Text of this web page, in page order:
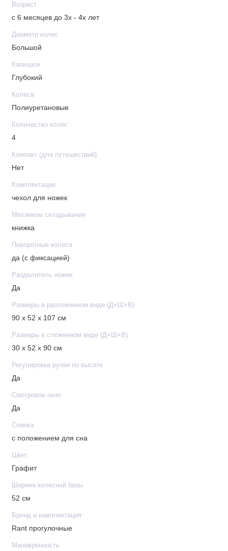
Корзина: тканевая
В комплекте
Накидка на ножки
Подстаканник
Возраст
с 6 месяцев до 3х - 4х лет
Диаметр колес
Большой
Капюшон
Глубокий
Колеса
Полиуретановые
Количество колес
4
Компакт (для путешествий)
Нет
Комплектация
чехол для ножек
Механизм складывания
книжка
Поворотные колеса
да (с фиксацией)
Разделитель ножек
Да
Размеры в разложенном виде (Д×Ш×В)
90 x 52 x 107 см
Размеры в сложенном виде (Д×Ш×В)
30 x 52 x 90 см
Регулировка ручки по высоте
Да
Смотровое окно
Да
Спинка
с положением для сна
Цвет
Графит
Ширина колесной базы
52 см
Бренд и комплектация
Rant прогулочные
Маневренность